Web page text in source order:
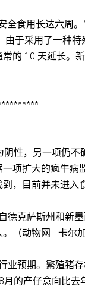
全食用长达六周
由于采用了一种
的 10 天延长。
性，另一项仍不
项扩大的疯牛病
，目前并未进入
德克萨斯州和新
（动物网 - 卡尔
业预期。繁殖猪
的产仔意向比去